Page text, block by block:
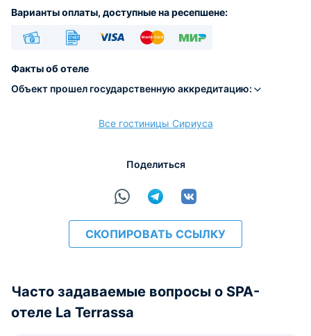
Варианты оплаты, доступные на ресепшене:
Факты об отеле
Объект прошел государственную аккредитацию:
Все гостиницы Сириуса
Поделиться
СКОПИРОВАТЬ ССЫЛКУ
Часто задаваемые вопросы о SPA-
отеле La Terrassa